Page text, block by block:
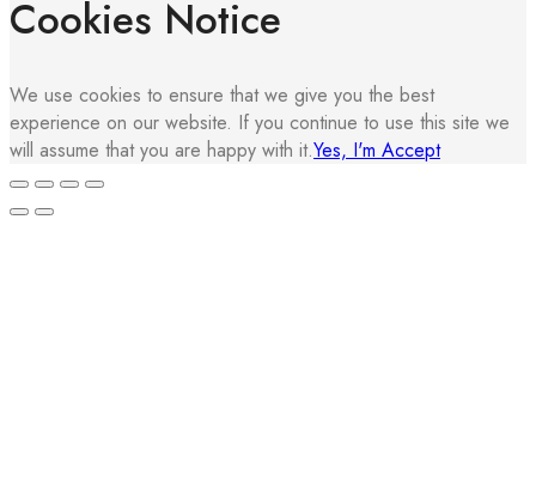
Cookies Notice
We use cookies to ensure that we give you the best
experience on our website. If you continue to use this site we
will assume that you are happy with it.Yes, I'm Accept